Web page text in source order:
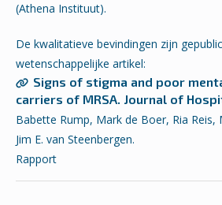
(Athena Instituut).
De kwalitatieve bevindingen zijn
wetenschappelijke artikel:
Signs of stigma and poor
carriers of MRSA. Journal of
Babette Rump, Mark de Boer, Ria Reis,
Jim E. van Steenbergen.
Rapport